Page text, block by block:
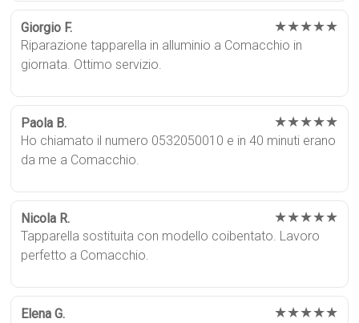
Giorgio F. ★★★★★
Riparazione tapparella in alluminio a Comacchio in
giornata. Ottimo servizio.
Paola B. ★★★★★
Ho chiamato il numero 0532050010 e in 40 minuti erano
da me a Comacchio.
Nicola R. ★★★★★
Tapparella sostituita con modello coibentato. Lavoro
perfetto a Comacchio.
Elena G. ★★★★★